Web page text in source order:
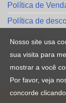
Política de
Política de
Avalie a sua
Contato
Nosso site usa
sua visita para
mostrar a você
Por favor, veja
concorde